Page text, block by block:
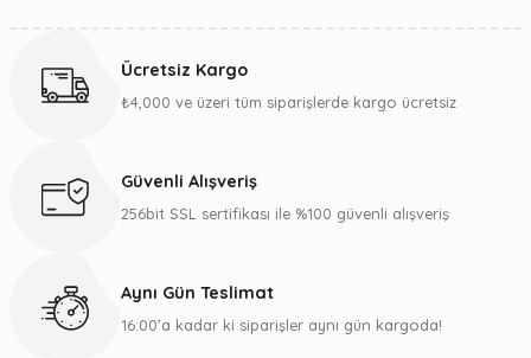
Görüş ve önerileriniz için teşekkür ederiz.
Ürün bilgilerinde hatalar bulunuyor.
Ücretsiz Kargo
₺4,000 ve üzeri tüm siparişlerde kargo ücretsiz
Güvenli Alışveriş
256bit SSL sertifikası ile %100 güvenli alışveriş
Aynı Gün Teslimat
16:00’a kadar ki siparişler aynı gün kargoda!